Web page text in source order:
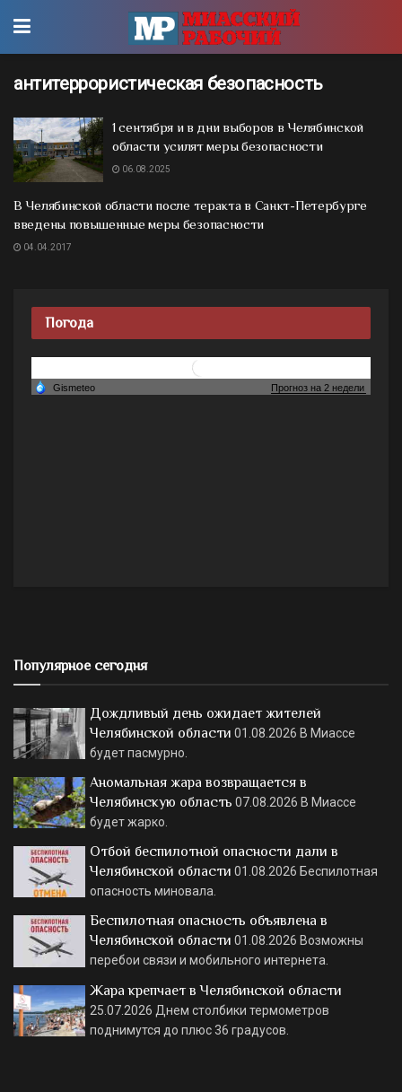
антитеррористическая безопасность
1 сентября и в дни выборов в Челябинской
области усилят меры безопасности
06.08.2025
В Челябинской области после теракта в Санкт-Петербурге
введены повышенные меры безопасности
04.04.2017
Погода
Популярное сегодня
Дождливый день ожидает жителей
Челябинской области 01.08.2026 В Миассе
будет пасмурно.
Аномальная жара возвращается в
Челябинскую область 07.08.2026 В Миассе
будет жарко.
Отбой беспилотной опасности дали в
Челябинской области 01.08.2026 Беспилотная
опасность миновала.
Беспилотная опасность объявлена в
Челябинской области 01.08.2026 Возможны
перебои связи и мобильного интернета.
Жара крепчает в Челябинской области
25.07.2026 Днем столбики термометров
поднимутся до плюс 36 градусов.